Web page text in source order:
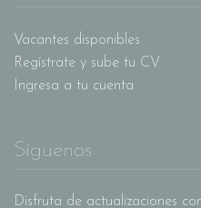
Vacantes disponibles
Regístrate y sube tu CV
Ingresa a tu cuenta
Síguenos
Disfruta de actualizaciones